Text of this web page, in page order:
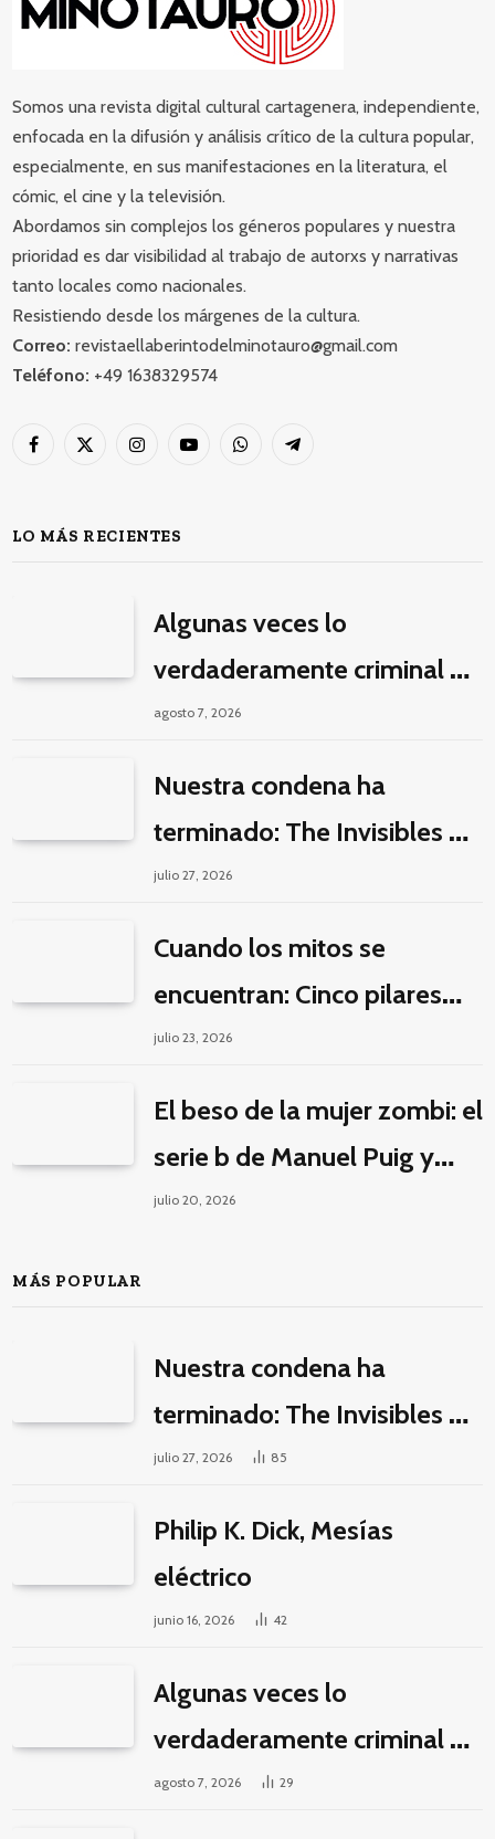
Somos una revista digital cultural cartagenera, independiente,
enfocada en la difusión y análisis crítico de la cultura popular,
especialmente, en sus manifestaciones en la literatura, el
cómic, el cine y la televisión.
Abordamos sin complejos los géneros populares y nuestra
prioridad es dar visibilidad al trabajo de autorxs y narrativas
tanto locales como nacionales.
Resistiendo desde los márgenes de la cultura.
Correo: revistaellaberintodelminotauro@gmail.com
Teléfono: +49 1638329574
Facebook
X
InstagramYouTubeWhatsAppTelegram
LO MÁS RECIENTES
Algunas veces lo
verdaderamente criminal es
pasar horas y horas viendo
agosto 7, 2026
Nuestra condena ha
terminado: The Invisibles y
la guerra por la imaginación
julio 27, 2026
Cuando los mitos se
encuentran: Cinco pilares
éticos para una fantasía
julio 23, 2026
El beso de la mujer zombi: el
serie b de Manuel Puig y
Jacques Tourneur
julio 20, 2026
MÁS POPULAR
Nuestra condena ha
terminado: The Invisibles y
la guerra por la imaginación
julio 27, 2026 85
Philip K. Dick, Mesías
eléctrico
junio 16, 2026 42
Algunas veces lo
verdaderamente criminal es
pasar horas y horas viendo
agosto 7, 2026 29